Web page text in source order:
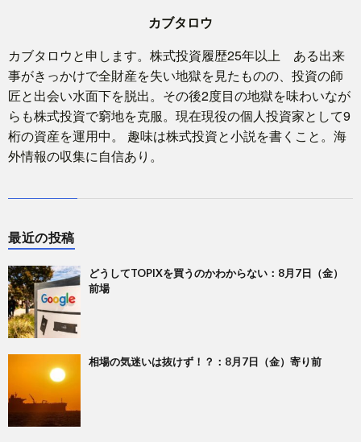
カブタロウ
カブタロウと申します。株式投資履歴25年以上 ある出来
事がきっかけで全財産を失い地獄を見たものの、投資の師
匠と出会い水面下を脱出。その後2度目の地獄を味わいなが
らも株式投資で窮地を克服。現在現役の個人投資家として9
桁の資産を運用中。 趣味は株式投資と小説を書くこと。海
外情報の収集に自信あり。
最近の投稿
どうしてTOPIXを買うのかわからない：8月7日（金）
前場
相場の気迷いは抜けず！？：8月7日（金）寄り前